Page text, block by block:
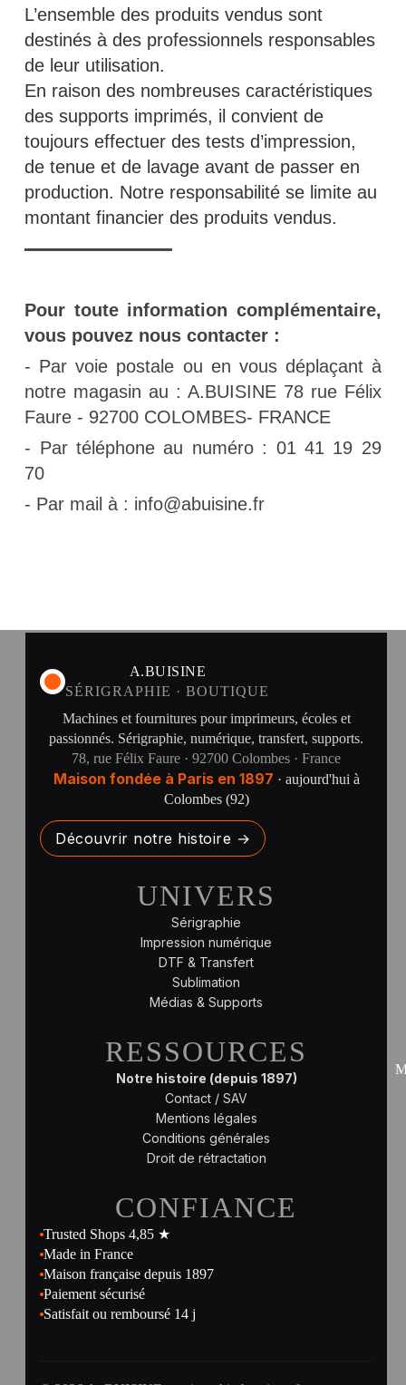
L’ensemble des produits vendus sont
destinés à des professionnels responsables
de leur utilisation.
En raison des nombreuses caractéristiques
des supports imprimés, il convient de
toujours effectuer des tests d’impression,
de tenue et de lavage avant de passer en
production. Notre responsabilité se limite au
montant financier des produits vendus.
Pour toute information complémentaire,
vous pouvez nous contacter :
- Par voie postale ou en vous déplaçant à
notre magasin au : A.BUISINE 78 rue Félix
Faure - 92700 COLOMBES- FRANCE
- Par téléphone au numéro : 01 41 19 29
70
- Par mail à : info@abuisine.fr
A.BUISINE
SÉRIGRAPHIE · BOUTIQUE
Machines et fournitures pour imprimeurs, écoles et
passionnés. Sérigraphie, numérique, transfert, supports.
78, rue Félix Faure · 92700 Colombes · France
Maison fondée à Paris en 1897 · aujourd'hui à
Colombes (92)
Découvrir notre histoire →
UNIVERS
Sérigraphie
Impression numérique
DTF & Transfert
Sublimation
Médias & Supports
RESSOURCES
Notre histoire (depuis 1897)
Contact / SAV
Mentions légales
Conditions générales
Droit de rétractation
CONFIANCE
Trusted Shops 4,85 ★
Made in France
Maison française depuis 1897
Paiement sécurisé
Satisfait ou remboursé 14 j